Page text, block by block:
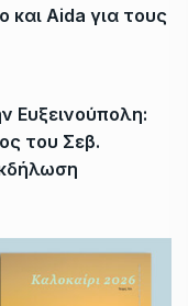
και Aida για τους
Ευξεινούπολη:
του Σεβ.